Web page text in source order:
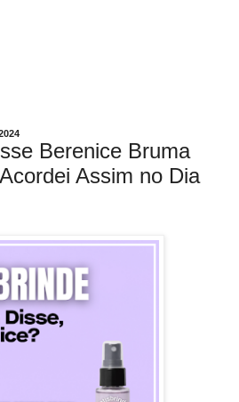
Berenice Bruma
Assim no Dia